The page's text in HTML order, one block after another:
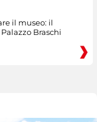
il museo: il
Braschi